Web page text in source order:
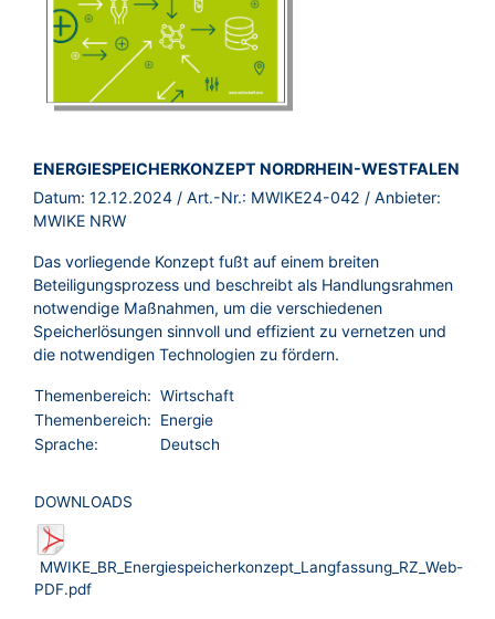
BROSCHÜRE:
ENERGIESPEICHERKONZEPT NORDRHEIN-WESTFALEN
Datum: 12.12.2024 / Art.-Nr.: MWIKE24-042 / Anbieter:
MWIKE NRW
Das vorliegende Konzept fußt auf einem breiten
Beteiligungsprozess und beschreibt als Handlungsrahmen
notwendige Maßnahmen, um die verschiedenen
Speicherlösungen sinnvoll und effizient zu vernetzen und
die notwendigen Technologien zu fördern.
Themenbereich: Wirtschaft
Themenbereich:
Energie
Sprache:
Deutsch
DOWNLOADS
MWIKE_BR_Energiespeicherkonzept_Langfassung_RZ_Web-
PDF.pdf